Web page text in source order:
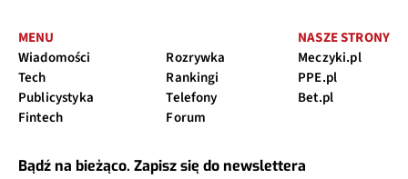
MENU
Wiadomości
Tech
Publicystyka
Fintech
Rozrywka
Rankingi
Telefony
Forum
NASZE STRONY
Meczyki.pl
PPE.pl
Bet.pl
Bądź na bieżąco. Zapisz się do newslettera